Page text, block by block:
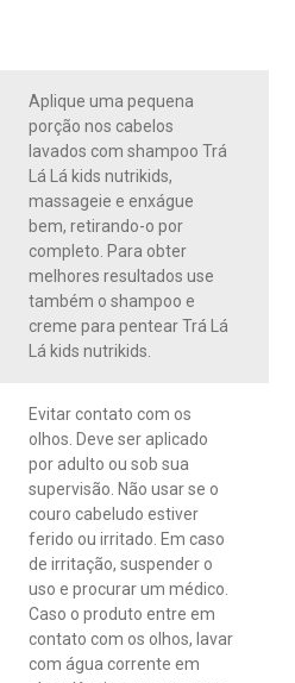
Aplique uma pequena
porção nos cabelos
lavados com shampoo Trá
Lá Lá kids nutrikids,
massageie e enxágue
bem, retirando-o por
completo. Para obter
melhores resultados use
também o shampoo e
creme para pentear Trá Lá
Lá kids nutrikids.
Evitar contato com os
olhos. Deve ser aplicado
por adulto ou sob sua
supervisão. Não usar se o
couro cabeludo estiver
ferido ou irritado. Em caso
de irritação, suspender o
uso e procurar um médico.
Caso o produto entre em
contato com os olhos, lavar
com água corrente em